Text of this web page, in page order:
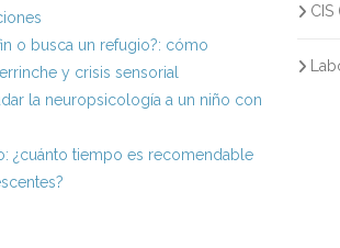
o busca un refugio?: cómo
y crisis sensorial
la neuropsicología a un niño con
¿cuánto tiempo es recomendable